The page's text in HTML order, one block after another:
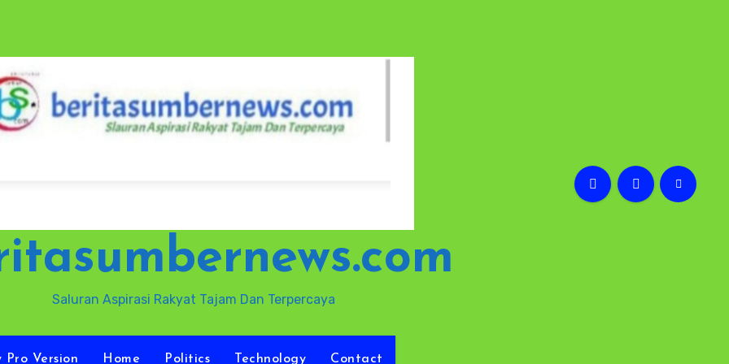
Saluran Aspirasi Rakyat Tajam Dan Terpercaya
Pro Version Home Politics Technology Contact